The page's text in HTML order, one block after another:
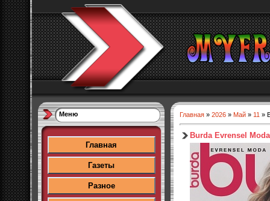
Меню
Главная
Газеты
Разное
Главная » 2026 » Май » 11 »
Burda Evrensel